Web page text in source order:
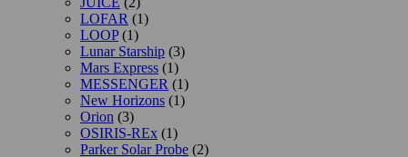
LOFAR (1)
LOOP(1)
Lunar Starship (3)
Mars Express (1)
MESSENGER (1)
New Horizons (1)
Orion (3)
OSIRIS-REx (1)
Parker Solar Probe (2)